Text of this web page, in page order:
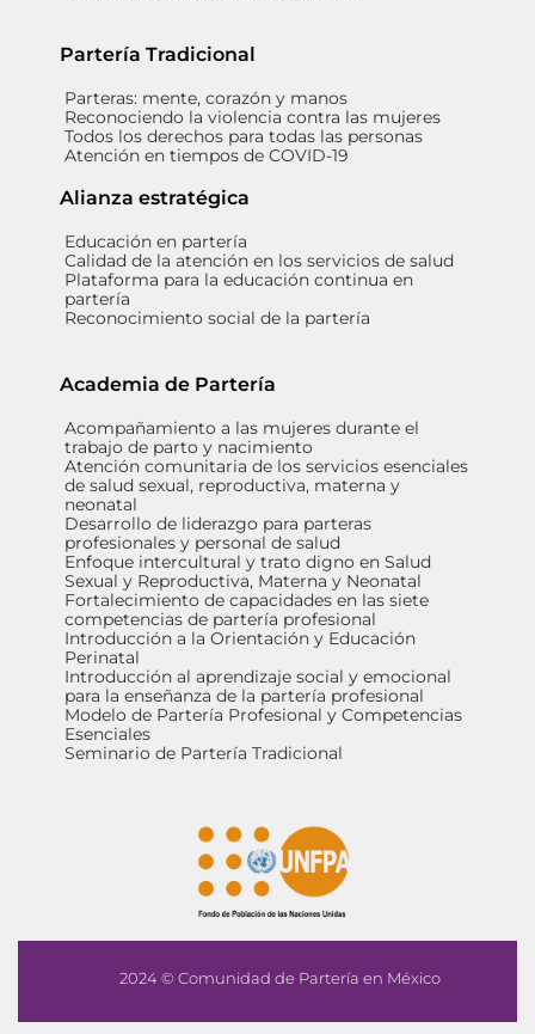
Partería Tradicional
Parteras: mente, corazón y manos
Reconociendo la violencia contra las mujeres
Todos los derechos para todas las personas
Atención en tiempos de COVID-19
Alianza estratégica
Educación en partería
Calidad de la atención en los servicios de salud
Plataforma para la educación continua en
partería
Reconocimiento social de la partería
Academia de Partería
Acompañamiento a las mujeres durante el
trabajo de parto y nacimiento
Atención comunitaria de los servicios esenciales
de salud sexual, reproductiva, materna y
neonatal
Desarrollo de liderazgo para parteras
profesionales y personal de salud
Enfoque intercultural y trato digno en Salud
Sexual y Reproductiva, Materna y Neonatal
Fortalecimiento de capacidades en las siete
competencias de partería profesional
Introducción a la Orientación y Educación
Perinatal
Introducción al aprendizaje social y emocional
para la enseñanza de la partería profesional
Modelo de Partería Profesional y Competencias
Esenciales
Seminario de Partería Tradicional
2024 © Comunidad de Partería en México